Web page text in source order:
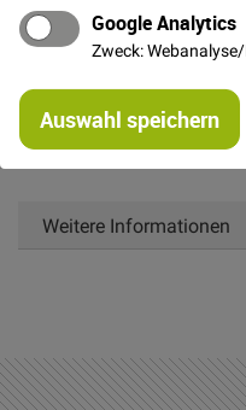
Google Analytics
Zweck:
Auswahl speichern
Details
Reißverschluss, nicht
Weitere Informationen